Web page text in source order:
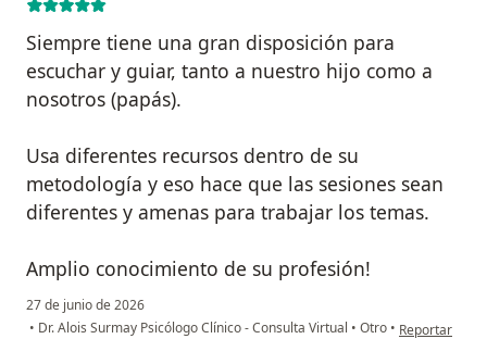
Siempre tiene una gran disposición para
escuchar y guiar, tanto a nuestro hijo como a
nosotros (papás).
Usa diferentes recursos dentro de su
metodología y eso hace que las sesiones sean
diferentes y amenas para trabajar los temas.
Amplio conocimiento de su profesión!
27 de junio de 2026
• Dr. Alois Surmay Psicólogo Clínico - Consulta Virtual • Otro • en opinión
Reportar